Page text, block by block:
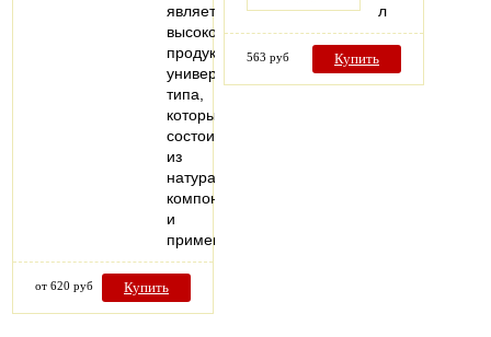
является
высококачественным
продуктом
универсального
типа,
который
состоит
из
натуральных
компонентов,
и
применяется…
от 620 руб Купить
л
563 руб Купить